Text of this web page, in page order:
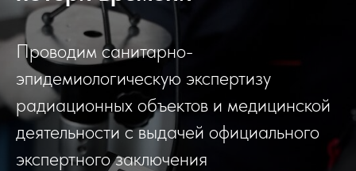
Проводим санитарно-
эпидемиологическую экспертизу
радиационных объектов и медицинской
деятельности с выдачей официального
экспертного заключения